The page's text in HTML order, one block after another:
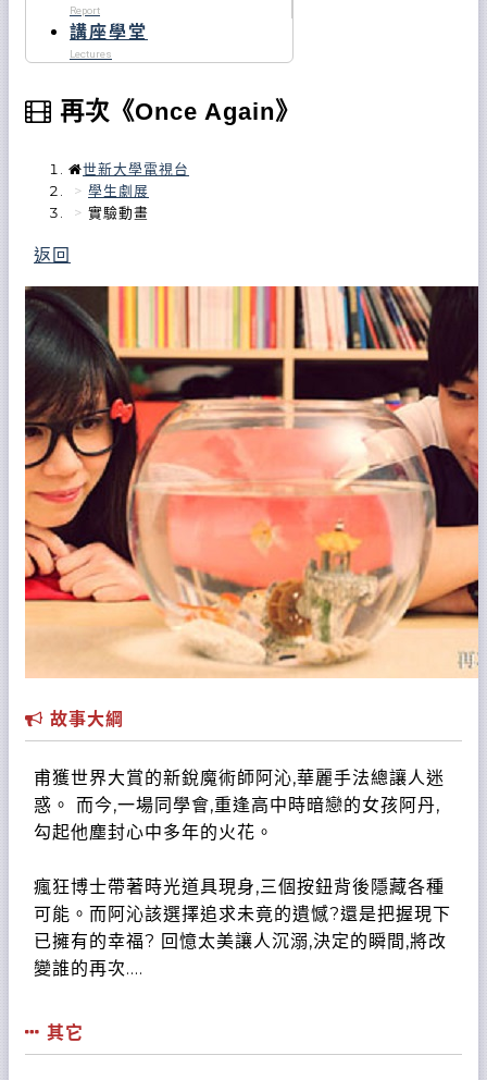
Report
講座學堂
Lectures
再次《Once Again》
世新大學電視台
學生劇展
實驗動畫
返回
故事大綱
甫獲世界大賞的新銳魔術師阿沁,華麗手法總讓人迷
惑。 而今,一場同學會,重逢高中時暗戀的女孩阿丹,
勾起他塵封心中多年的火花。
瘋狂博士帶著時光道具現身,三個按鈕背後隱藏各種
可能。而阿沁該選擇追求未竟的遺憾?還是把握現下
已擁有的幸福? 回憶太美讓人沉溺,決定的瞬間,將改
變誰的再次....
其它